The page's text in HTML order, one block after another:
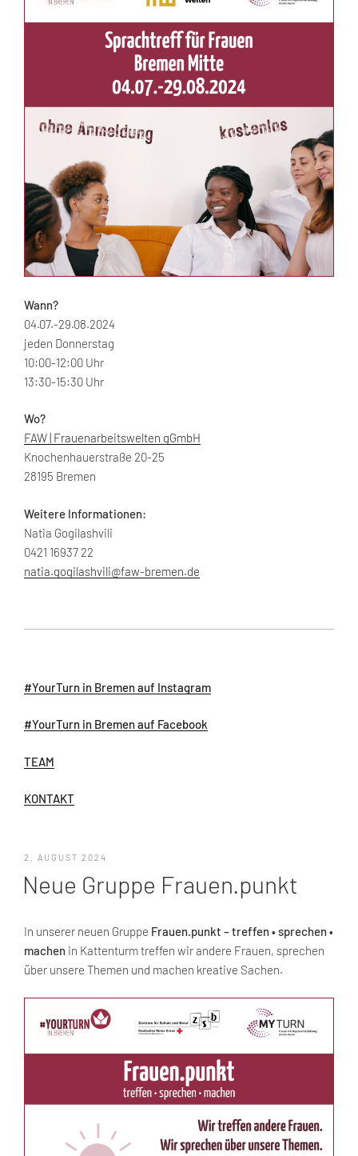
Wann?
04.07.-29.08.2024
jeden Donnerstag
10:00-12:00 Uhr
13:30-15:30 Uhr
Wo?
FAW | Frauenarbeitswelten gGmbH
Knochenhauerstraße 20-25
28195 Bremen
Weitere Informationen:
Natia Gogilashvili
0421 16937 22
natia.gogilashvili@faw-bremen.de
#YourTurn in Bremen auf Instagram
#YourTurn in Bremen auf Facebook
TEAM
KONTAKT
VERÖFFENTLICHT
2. AUGUST 2024
Neue Gruppe Frauen.punkt
In unserer neuen Gruppe Frauen.punkt – treffen • sprechen •
machen in Kattenturm treffen wir andere Frauen, sprechen
über unsere Themen und machen kreative Sachen.